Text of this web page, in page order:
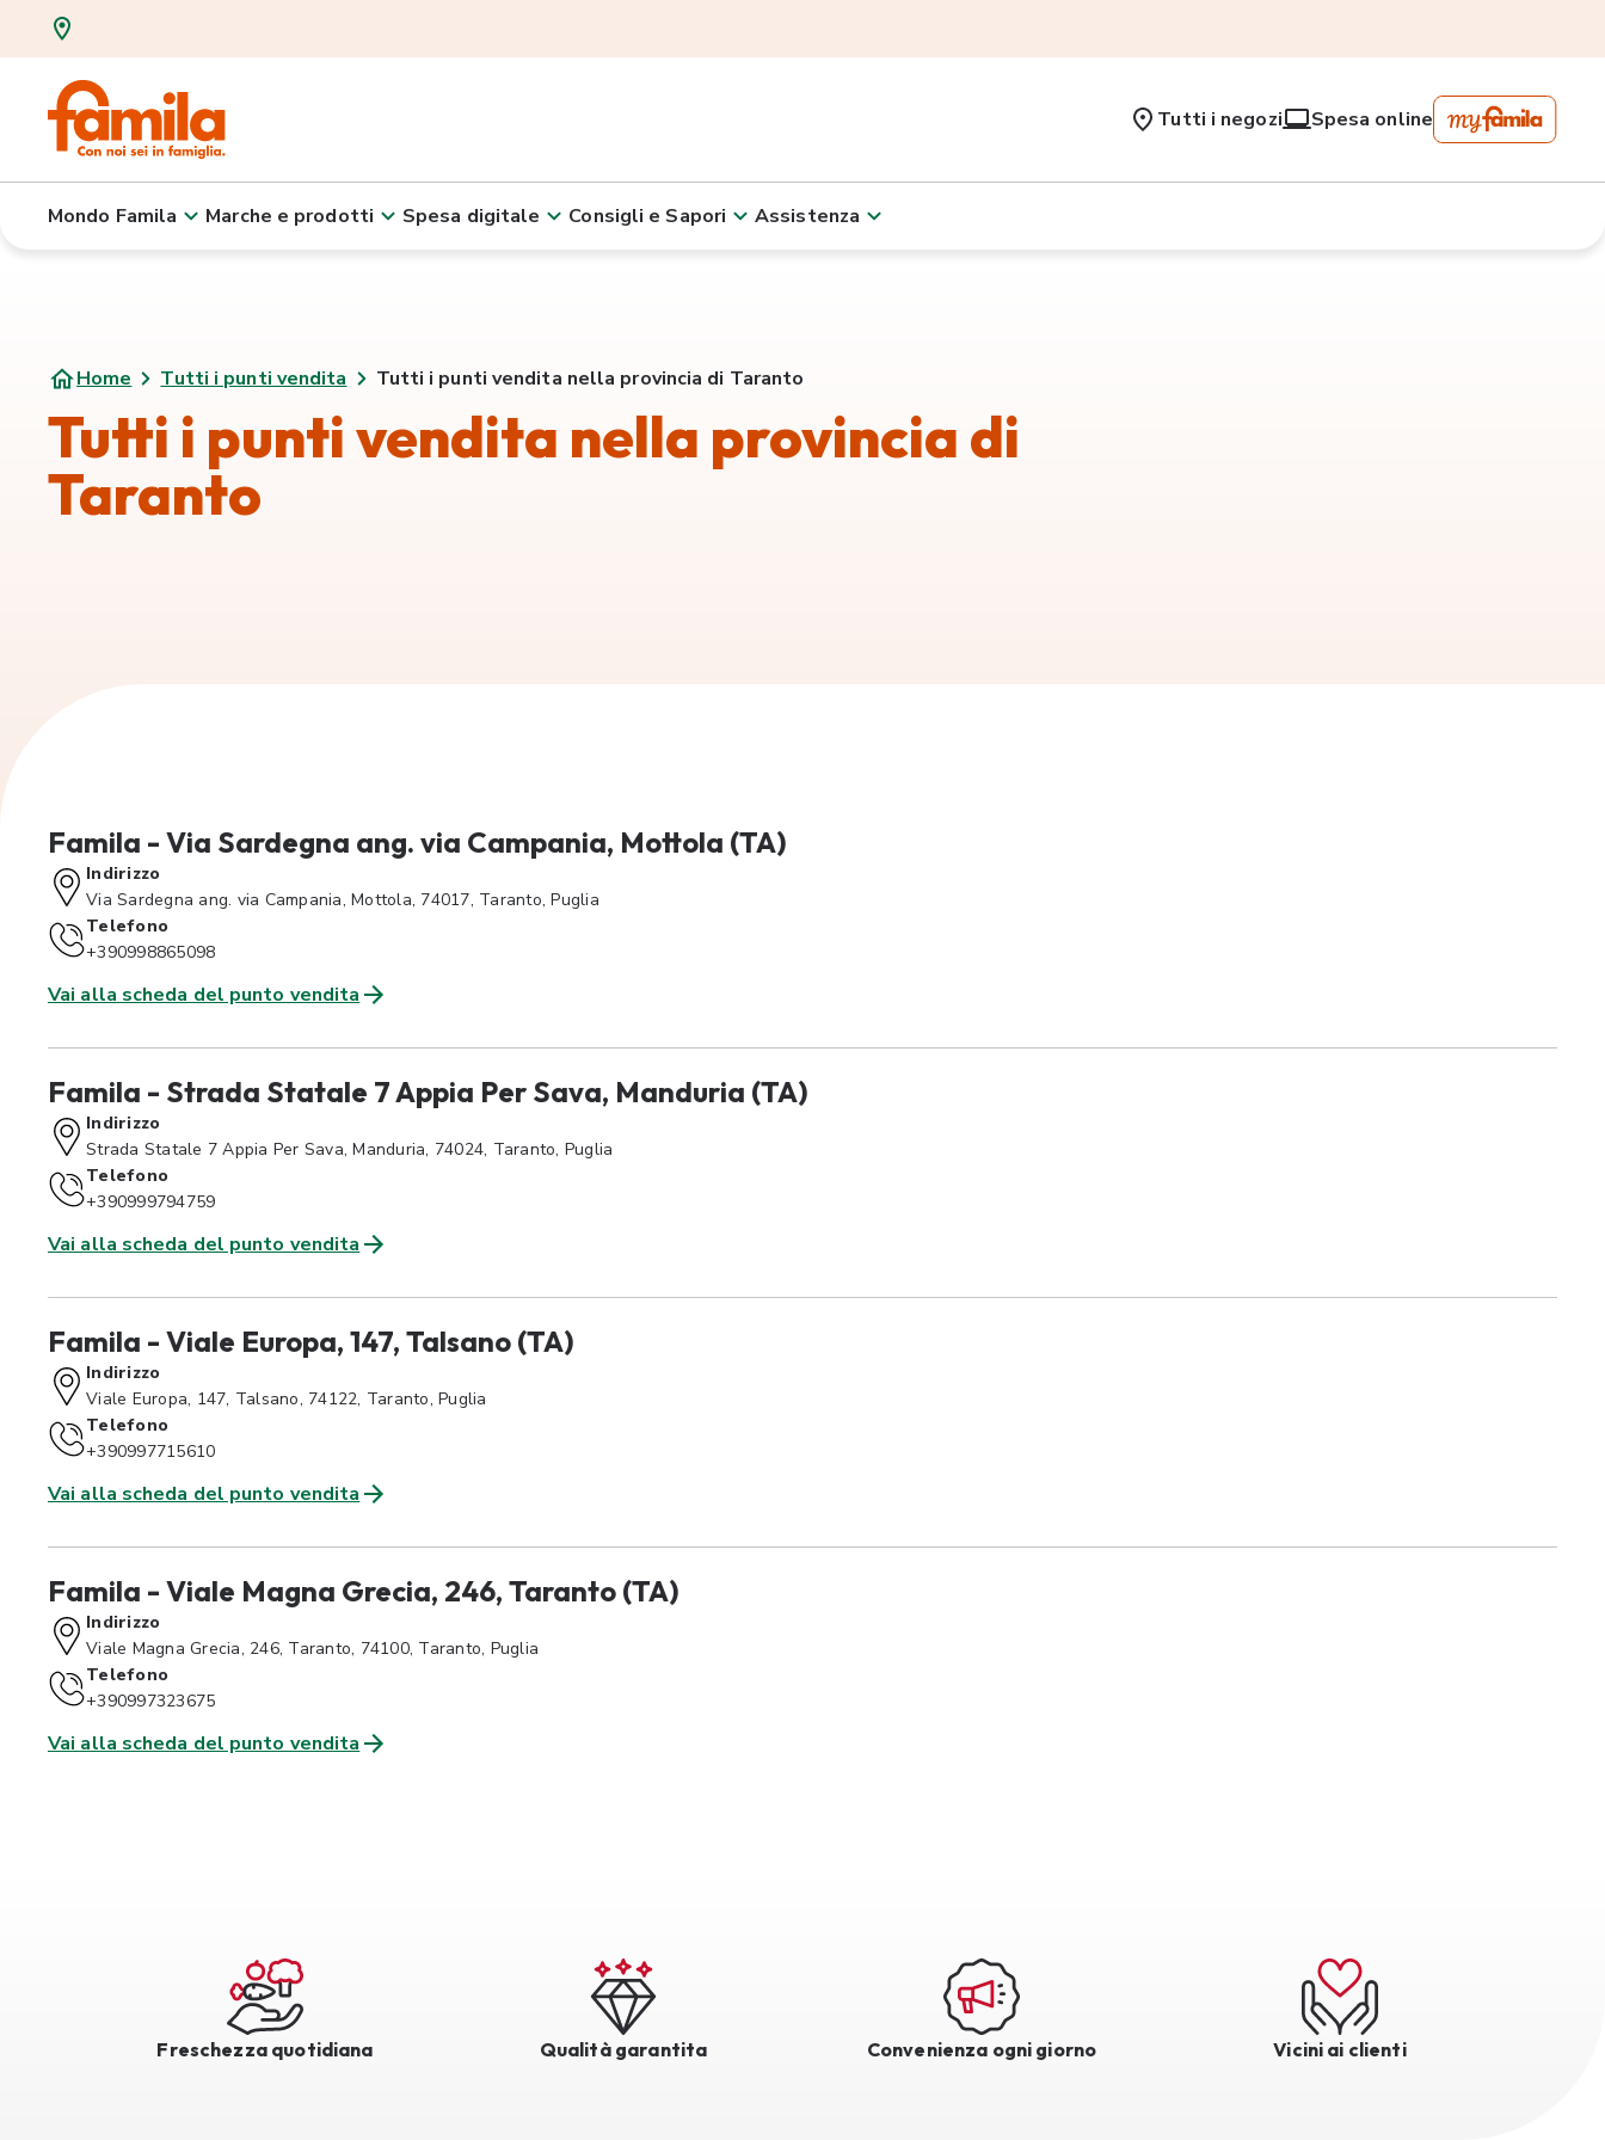
Tutti i negozi Spesa online
Mondo Famila Marche e prodotti Spesa digitale Consigli e Sapori Assistenza
Home Tutti i punti vendita Tutti i punti vendita nella provincia di Taranto
Tutti i punti vendita nella provincia di
Taranto
Famila - Via Sardegna ang. via Campania, Mottola (TA)
Indirizzo
Via Sardegna ang. via Campania, Mottola, 74017, Taranto, Puglia
Telefono
+390998865098
Vai alla scheda del punto vendita
Famila - Strada Statale 7 Appia Per Sava, Manduria (TA)
Indirizzo
Strada Statale 7 Appia Per Sava, Manduria, 74024, Taranto, Puglia
Telefono
+390999794759
Vai alla scheda del punto vendita
Famila - Viale Europa, 147, Talsano (TA)
Indirizzo
Viale Europa, 147, Talsano, 74122, Taranto, Puglia
Telefono
+390997715610
Vai alla scheda del punto vendita
Famila - Viale Magna Grecia, 246, Taranto (TA)
Indirizzo
Viale Magna Grecia, 246, Taranto, 74100, Taranto, Puglia
Telefono
+390997323675
Vai alla scheda del punto vendita
Freschezza quotidiana Qualità garantita Convenienza ogni giorno Vicini ai clienti